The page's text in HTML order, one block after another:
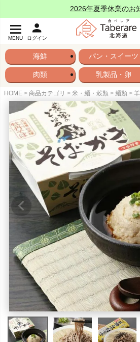
2026年夏季休業のお
MENU ログイン
海鮮 パン・スイーツ
肉類 乳製品・卵
HOME 商品カテゴリ 米・麺・穀類 麺類